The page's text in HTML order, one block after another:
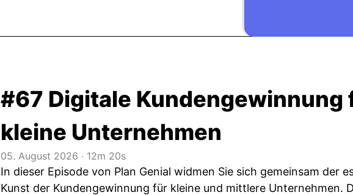
#67 Digitale Kundengewinnung
kleine Unternehmen
05. August 2026 ‧ 12m 20s
In dieser Episode von Plan Genial widmen Sie sich gemeinsam der
Kunst der Kundengewinnung für kleine und mittlere Unternehmen.